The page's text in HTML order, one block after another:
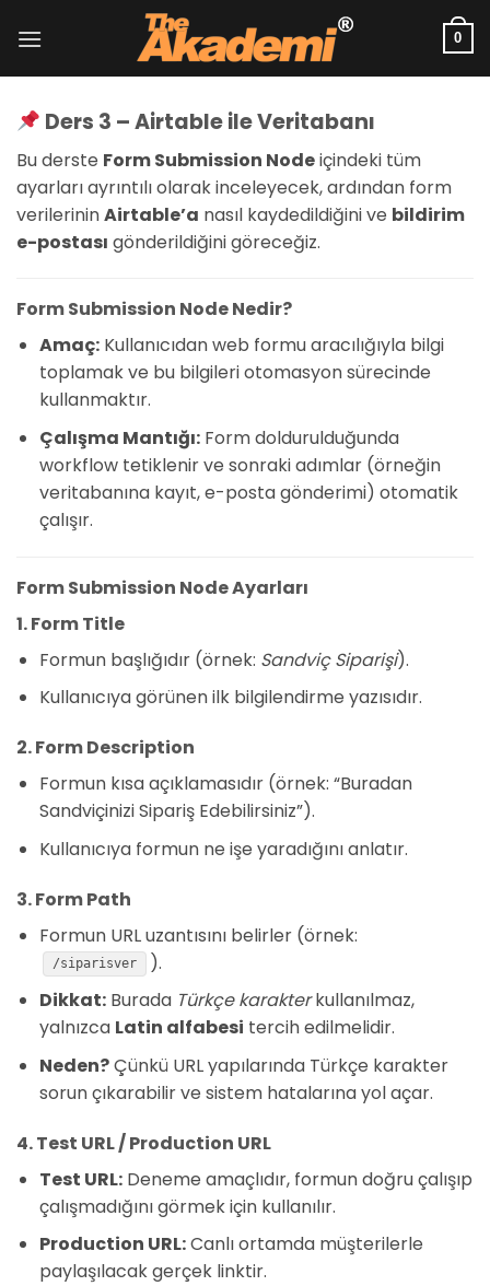
atla
0
Ders 3 – Airtable ile Veritabanı
Bu derste Form Submission Nodeiçindeki tüm
ayarları ayrıntılı olarak inceleyecek, ardından form
verilerininAirtable’a nasıl kaydedildiğini ve bildirim
e-postası gönderildiğini göreceğiz.
Form Submission Node Nedir?
Amaç:Kullanıcıdan web formu aracılığıyla bilgi
toplamak ve bu bilgileri otomasyon sürecinde
kullanmaktır.
Çalışma Mantığı:Form doldurulduğunda
workflow tetiklenir ve sonraki adımlar (örneğin
veritabanına kayıt, e-posta gönderimi) otomatik
çalışır.
Form Submission Node Ayarları
1. Form Title
Formun başlığıdır (örnek: Sandviç Siparişi).
Kullanıcıya görünen ilk bilgilendirme yazısıdır.
2. Form Description
Formun kısa açıklamasıdır (örnek: “Buradan
Sandviçinizi Sipariş Edebilirsiniz”).
Kullanıcıya formun ne işe yaradığını anlatır.
3. Form Path
Formun URL uzantısını belirler (örnek:
/siparisver
).
Dikkat:Burada Türkçe karakterkullanılmaz,
yalnızca Latin alfabesi tercih edilmelidir.
Neden?Çünkü URL yapılarında Türkçe karakter
sorun çıkarabilir ve sistem hatalarına yol açar.
4. Test URL / Production URL
Test URL:Deneme amaçlıdır, formun doğru çalışıp
çalışmadığını görmek için kullanılır.
Production URL:Canlı ortamda müşterilerle
paylaşılacak gerçek linktir.